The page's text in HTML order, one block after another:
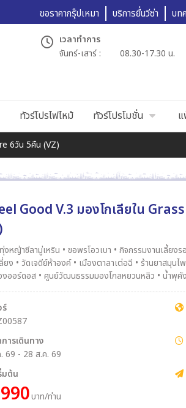
ขอราคากรุ๊ปเหมา บริการยื่นวีซ่า บท
เวลาทำการ
จันทร์-เสาร์ :
08.30-17.30 น.
ทัวร์โปรไฟไหม้ ทัวร์โปรโมชั่น
6วัน 5คืน (VZ)
Good V.3 มองโกเลียใน
งหญ้าซีลามู่เหริน • ขอพรโอวเบา • กิจกรรมงานเลี้ย
ง • วัดเจดีย์ห้าองค์ • เมืองตาลาเต่อฉี • ร้านยาสมุนไ
งออร์ดอส • ศูนย์วัฒนธรรมมองโกลหยวนหลิว • น้ำพุ
เจ้าชายจวิ้นอ๋อง • เขตท่องเที่ยวเจงกีสข่าน • ผ่านชมจัตุรัสรัฐบาล • ทะเลสาบอูลานมู่หลุน • ถนนค
ารเดินทาง
69 - 28 ส.ค. 69
มต้น
บาท/ท่าน